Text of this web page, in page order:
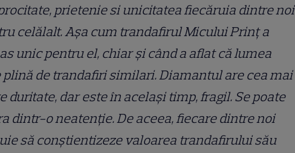
prietenie si unicitatea fiecăruia dintre noi
celălalt. Așa cum trandafirul Micului Prinț a
unic pentru el, chiar și când a aflat că lumea
plină de trandafiri similari. Diamantul are cea mai
duritate, dar este în același timp, fragil. Se poate
dintr-o neatenție. De aceea, fiecare dintre noi
să conștientizeze valoarea trandafirului său